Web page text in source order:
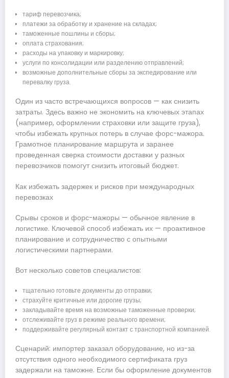
тариф перевозчика;
платежи за обработку и хранение на складах;
таможенные пошлины и сборы;
оплата страхования;
расходы на упаковку и маркировку;
услуги по консолидации или разделению отправлений;
возможные дополнительные сборы за экспедирование или
перевалку груза.
Один из часто встречающихся вопросов — как снизить
затраты. Здесь важно не экономить на ключевых этапах
(например, оформлении страховки или защите груза),
чтобы избежать крупных потерь в случае форс-мажора.
Грамотное планирование маршрута и заранее
проведенная сверка стоимости доставки у разных
перевозчиков помогут снизить итоговый бюджет.
Как избежать задержек и рисков при международных
перевозках
Срывы сроков и форс-мажоры — обычное явление в
логистике. Ключевой способ избежать их — проактивное
планирование и сотрудничество с опытными
логистическими партнерами.
Вот несколько советов специалистов:
тщательно готовьте документы до отправки;
страхуйте критичные или дорогие грузы;
закладывайте время на возможные таможенные проверки;
отслеживайте груз в режиме реального времени;
поддерживайте регулярный контакт с транспортной компанией.
Сценарий: импортер заказал оборудование, но из-за
отсутствия одного необходимого сертификата груз
задержали на таможне. Если бы оформление документов